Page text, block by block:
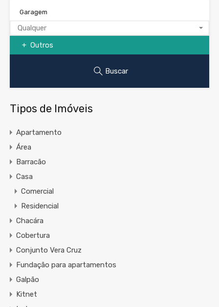
Garagem
Qualquer
Outros
Buscar
Tipos de Imóveis
Apartamento
Área
Barracão
Casa
Comercial
Residencial
Chacára
Cobertura
Conjunto Vera Cruz
Fundação para apartamentos
Galpão
Kitnet